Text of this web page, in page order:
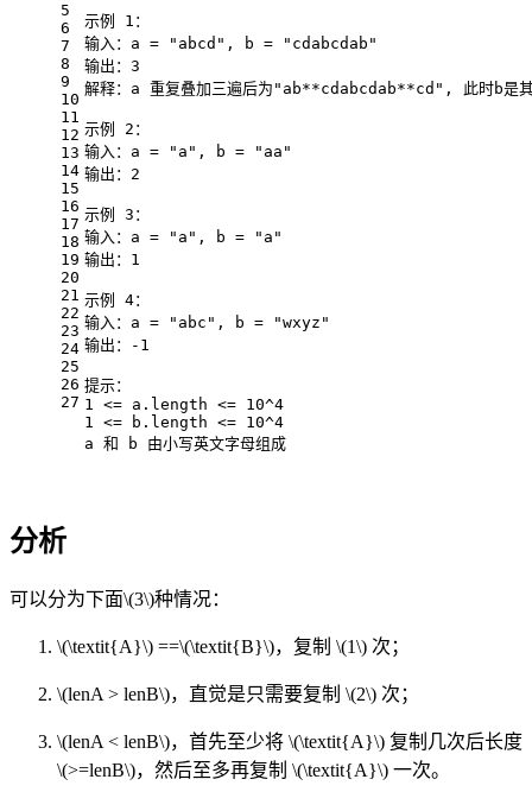
5
6
7
8
9
10
11
12
13
14
15
16
17
18
19
20
21
22
23
24
25
26
27
示例 1：
输入：a = "abcd", b = "cdabcdab"
输出：3
解释：a 重复叠加三遍后为"ab**cdabcdab**cd", 此时b是
示例 2：
输入：a = "a", b = "aa"
输出：2
示例 3：
输入：a = "a", b = "a"
输出：1
示例 4：
输入：a = "abc", b = "wxyz"
输出：-1
提示：
1 <= a.length <= 10^4
1 <= b.length <= 10^4
a 和 b 由小写英文字母组成
分析
可以分为下面\(3\)种情况：
\(\textit{A}\) ==\(\textit{B}\)，复制 \(1\) 次；
\(lenA > lenB\)，直觉是只需要复制 \(2\) 次；
\(lenA < lenB\)，首先至少将 \(\textit{A}\) 复制几次后长度
\(>=lenB\)，然后至多再复制 \(\textit{A}\) 一次。